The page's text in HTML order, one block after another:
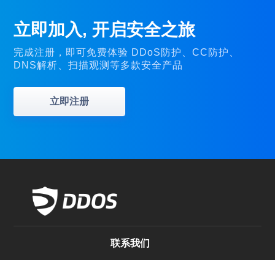
立即加入, 开启安全之旅
完成注册，即可免费体验 DDoS防护、CC防护、
DNS解析、扫描观测等多款安全产品
立即注册
联系我们